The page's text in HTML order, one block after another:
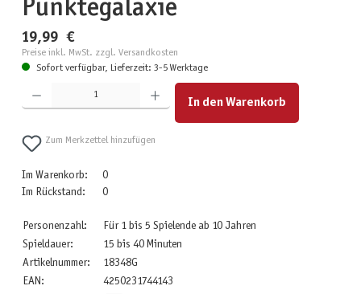
Punktegalaxie
19,99 €
Preise inkl. MwSt. zzgl. Versandkosten
Sofort verfügbar, Lieferzeit: 3-5 Werktage
Produkt Anzahl: Gib den gewünschten Wert ein oder benutze die Schaltflächen um die Anzahl zu
In den Warenkorb
Zum Merkzettel hinzufügen
Im Warenkorb:
0
Im Rückstand:
0
Personenzahl:
Für 1 bis 5 Spielende ab 10 Jahren
Spieldauer:
15 bis 40 Minuten
Artikelnummer:
18348G
EAN:
4250231744143